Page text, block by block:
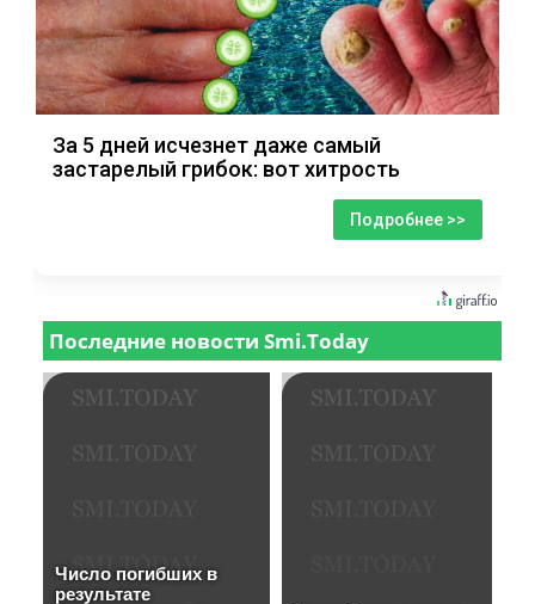
За 5 дней исчезнет даже самый
застарелый грибок: вот хитрость
Подробнее >>